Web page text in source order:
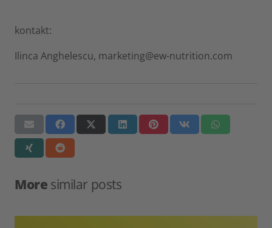
kontakt:
Ilinca Anghelescu, marketing@ew-nutrition.com
More similar posts